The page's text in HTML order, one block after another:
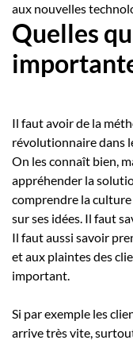
aux nouvelles
Quelles
Il faut avoir de la
révolutionnaire dans
On les connaît bien,
appréhender la
comprendre la
sur ses idées. Il faut
Il faut aussi savoir
et aux plaintes des
important.
Si par exemple les
arrive très vite,